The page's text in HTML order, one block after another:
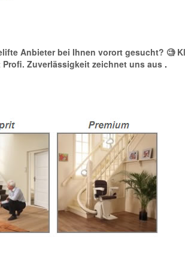
Anbieter bei Ihnen vorort gesucht? 🧐
Zuverlässigkeit zeichnet uns aus .